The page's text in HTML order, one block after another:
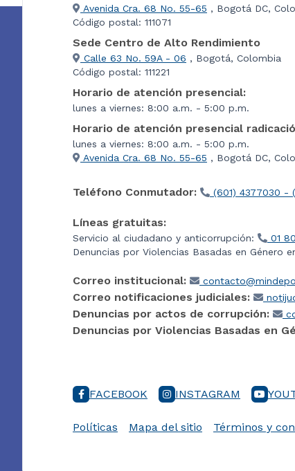
Avenida Cra. 68 No. 55-65 , Bogotá DC,
Código postal: 111071
Sede Centro de Alto Rendimiento
Calle 63 No. 59A - 06 , Bogotá, Colombia
Código postal: 111221
Horario de atención presencial:
lunes a viernes: 8:00 a.m. - 5:00 p.m.
Horario de atención presencial
lunes a viernes: 8:00 a.m. - 5:00 p.m.
Avenida Cra. 68 No. 55-65 , Bogotá DC,
Teléfono Conmutador: (601) 4377030 -
Líneas gratuitas:
Servicio al ciudadano y anticorrupción:
01
Denuncias por Violencias Basadas en Género
Correo institucional:
Correo notificaciones judiciales:
Denuncias por actos de corrupción:
Denuncias por Violencias Basadas en
FACEBOOK INSTAGRAM
Políticas Mapa del sitio Términos y